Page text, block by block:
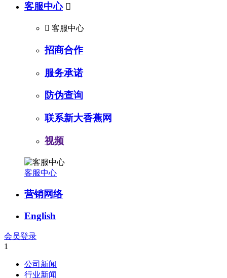
客服中心 
 客服中心
招商合作
服务承诺
防伪查询
联系新大香蕉网
视频
客服中心
营销网络
English
会员登录
1
公司新闻
行业新闻